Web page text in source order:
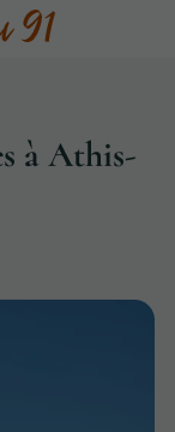
à Athis-